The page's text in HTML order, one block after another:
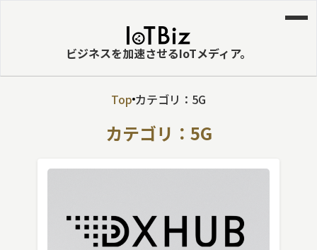
ビジネスを加速させるIoTメディア。
Top カテゴリ：5G
カテゴリ：5G